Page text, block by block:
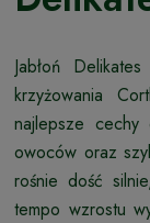
Jabłoń
krzyżowania
najlepsze cechy
owoców oraz
rośnie dość
tempo wzrostu